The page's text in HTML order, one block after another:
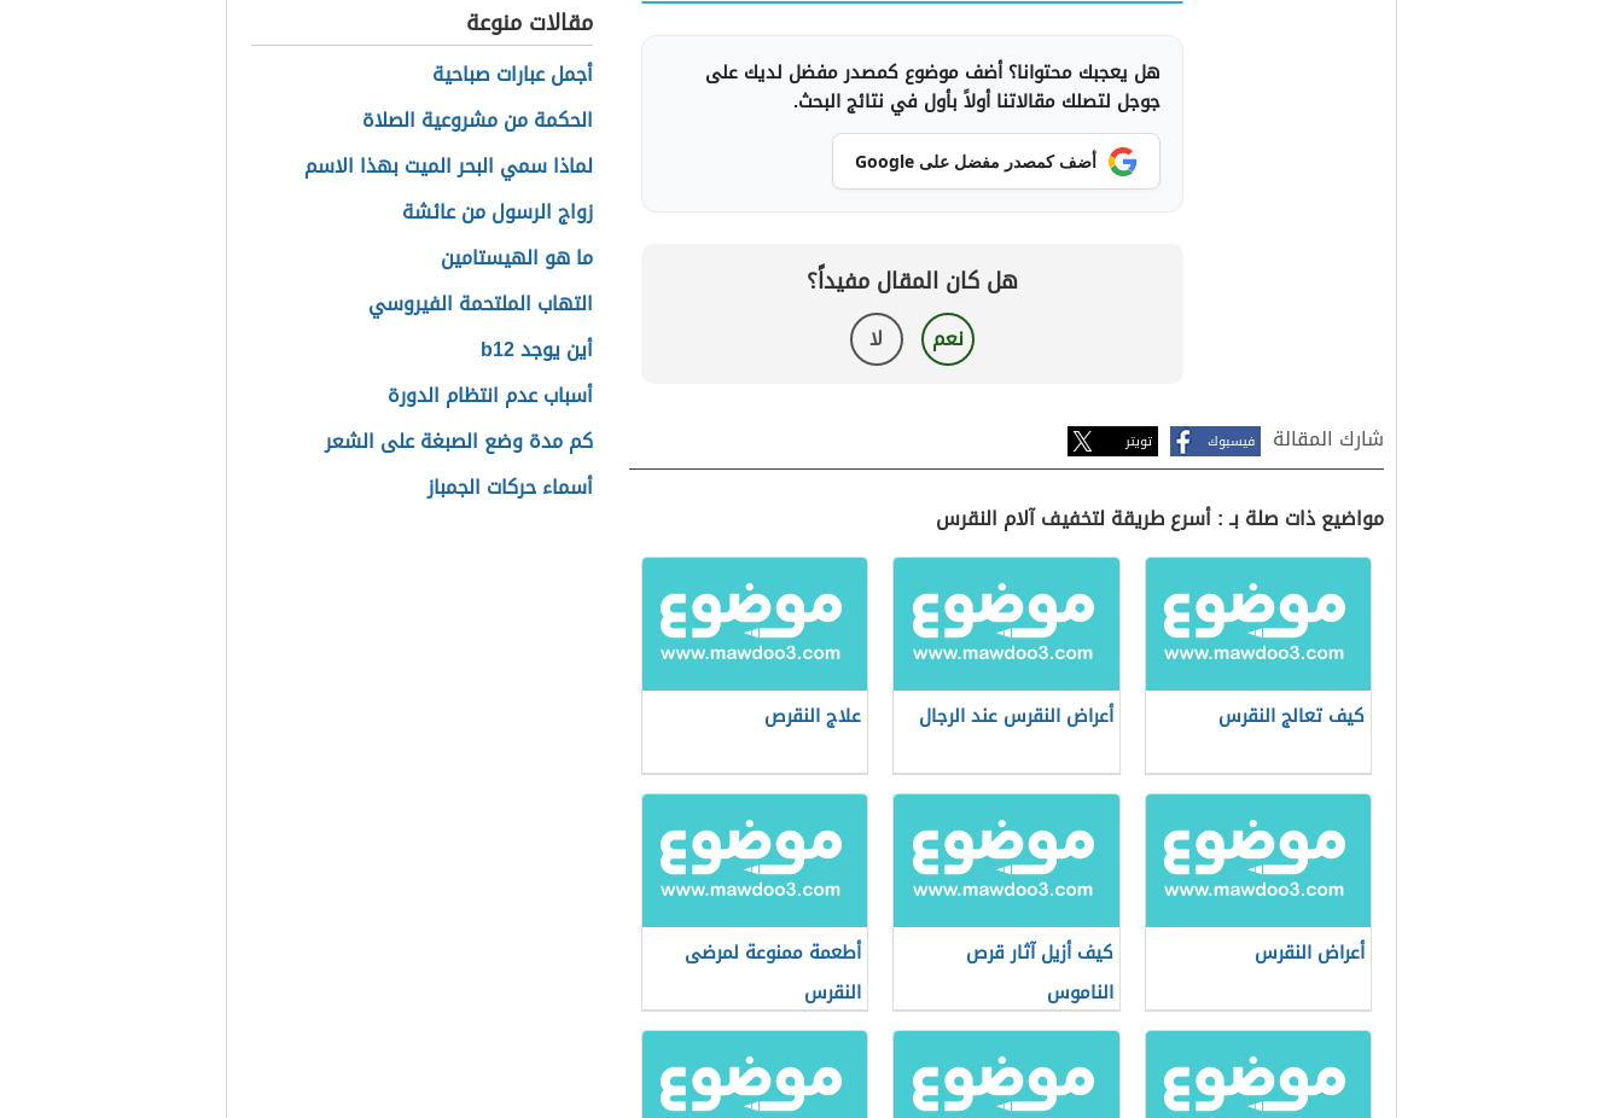
هل يعجبك محتوانا؟ أضف موضوع كمصدر مفضل لديك على
جوجل لتصلك مقالاتنا أولاً بأول في نتائج البحث.
أضف كمصدر مفضل على Google
هل كان المقال مفيداً؟
نعم لا
شارك المقالة فيسبوك تويتر
مواضيع ذات صلة بـ : أسرع طريقة لتخفيف آلام النقرس
كيف تعالج النقرس أعراض النقرس عند الرجال علاج النقرص
أعراض النقرس
كيف أزيل آثار قرص
الناموس
أطعمة ممنوعة لمرضى
النقرس
مقالات منوعة
أجمل عبارات صباحية
الحكمة من مشروعية الصلاة
لماذا سمي البحر الميت بهذا الاسم
زواج الرسول من عائشة
ما هو الهيستامين
التهاب الملتحمة الفيروسي
أين يوجد b12
أسباب عدم انتظام الدورة
كم مدة وضع الصبغة على الشعر
أسماء حركات الجمباز